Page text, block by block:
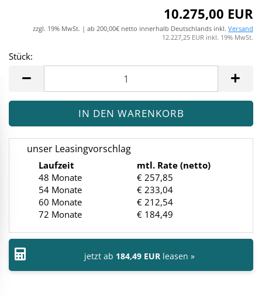
10.275,00 EUR
zzgl. 19% MwSt. | ab 200,00€ netto innerhalb Deutschlands inkl. Versand
12.227,25 EUR inkl. 19% MwSt.
Stück:
unser Leasingvorschlag
Laufzeit
mtl. Rate (netto)
48 Monate
€ 257,85
54 Monate
€ 233,04
60 Monate
€ 212,54
72 Monate
€ 184,49
jetzt ab 184,49 EUR leasen »